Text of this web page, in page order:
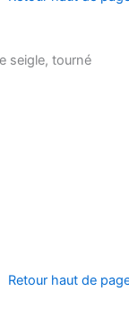
seigle, tour­né
Retour haut de